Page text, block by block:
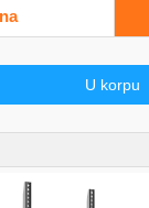
U korpu